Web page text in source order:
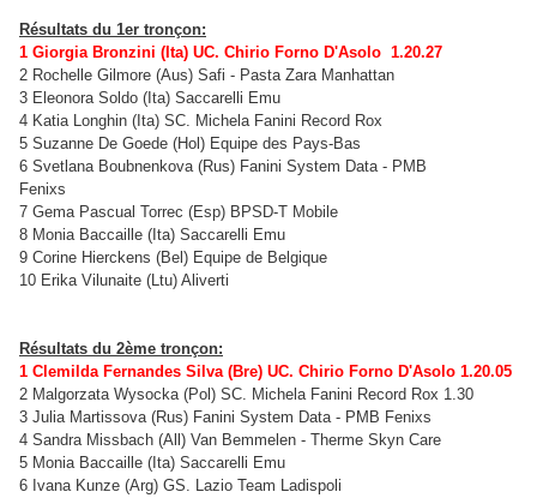
Résultats du 1er tronçon:
1 Giorgia Bronzini (Ita) UC. Chirio Forno D'Asolo 1.20.27
2 Rochelle Gilmore (Aus) Safi - Pasta Zara Manhattan
3 Eleonora Soldo (Ita) Saccarelli Emu
4 Katia Longhin (Ita) SC. Michela Fanini Record Rox
5 Suzanne De Goede (Hol) Equipe des Pays-Bas
6 Svetlana Boubnenkova (Rus) Fanini System Data - PMB
Fenixs
7 Gema Pascual Torrec (Esp) BPSD-T Mobile
8 Monia Baccaille (Ita) Saccarelli Emu
9 Corine Hierckens (Bel) Equipe de Belgique
10 Erika Vilunaite (Ltu) Aliverti
Résultats du 2ème tronçon:
1 Clemilda Fernandes Silva (Bre) UC. Chirio Forno D'Asolo 1.20.05
2 Malgorzata Wysocka (Pol) SC. Michela Fanini Record Rox 1.30
3 Julia Martissova (Rus) Fanini System Data - PMB Fenixs
4 Sandra Missbach (All) Van Bemmelen - Therme Skyn Care
5 Monia Baccaille (Ita) Saccarelli Emu
6 Ivana Kunze (Arg) GS. Lazio Team Ladispoli